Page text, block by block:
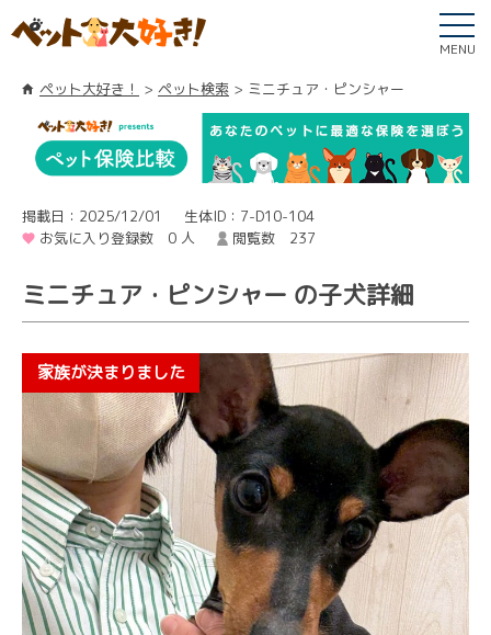
MENU
ペット大好き！ ペット検索 ミニチュア・ピンシャー
掲載日：2025/12/01
生体ID：7-D10-104
お気に入り登録数 0 人
閲覧数 237
ミニチュア・ピンシャー の子犬詳細